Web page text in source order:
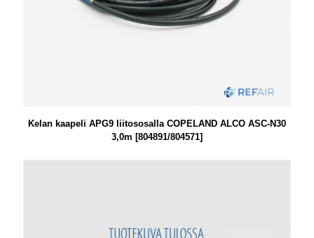
Kelan kaapeli APG9 liitososalla COPELAND ALCO ASC-N30
3,0m [804891/804571]